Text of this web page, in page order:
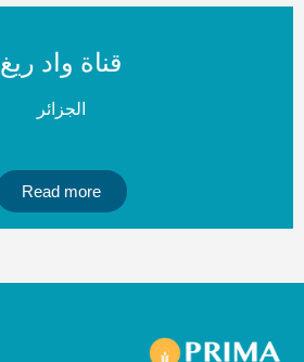
قناة واد ريغ
الجزائر
Read more